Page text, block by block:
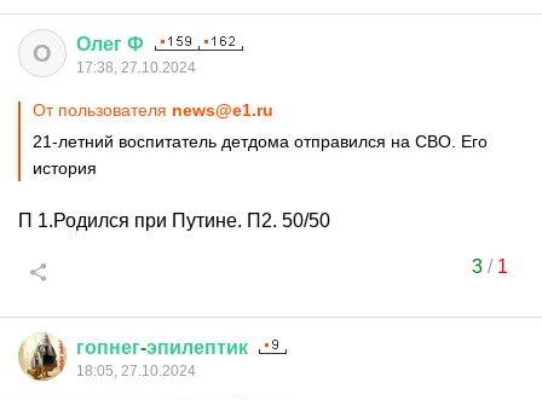
О Олег Ф
17:38, 27.10.2024
От пользователя news@e1.ru
21-летний воспитатель детдома отправился на СВО. Его
история
П 1.Родился при Путине. П2. 50/50
3/ 1
гопнег-эпилептик
18:05, 27.10.2024